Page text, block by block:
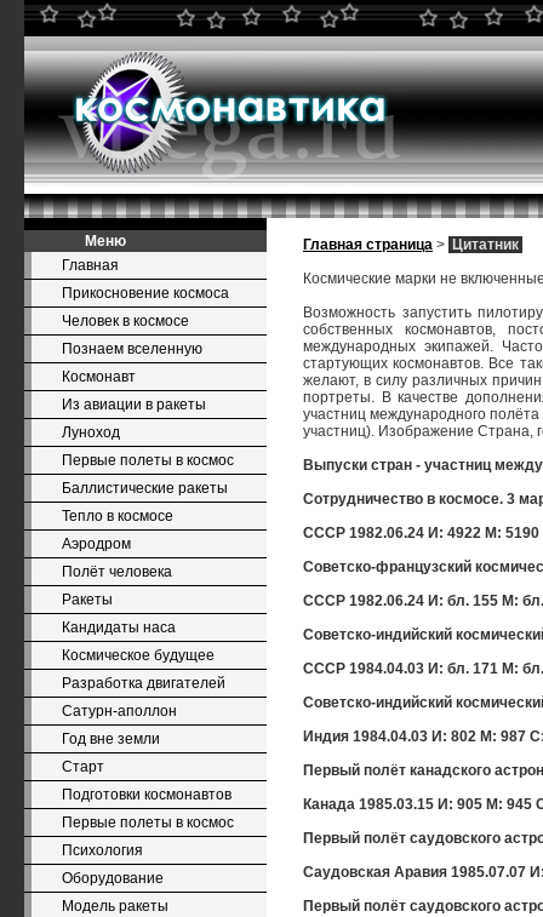
Меню
Главная
Прикосновение космоса
Человек в космосе
Познаем вселенную
Космонавт
Из авиации в ракеты
Луноход
Первые полеты в космос
Баллистические ракеты
Тепло в космосе
Аэродром
Полёт человека
Ракеты
Кандидаты наса
Космическое будущее
Разработка двигателей
Сатурн-аполлон
Год вне земли
Старт
Подготовки космонавтов
Первые полеты в космос
Психология
Оборудование
Модель ракеты
Главная страница > Цитатник
Космические марки не
Возможность запустить
собственных космонавтов,
международных экипажей.
стартующих космонавтов. Все
желают, в силу различных
портреты. В качестве
участниц международного
участниц). Изображение Страна,
Выпуски стран - участниц
Сотрудничество в космосе. 3
СССР 1982.06.24 И: 4922 М: 5190
Советско-французский
СССР 1982.06.24 И: бл. 155 М:
Советско-индийский
СССР 1984.04.03 И: бл. 171 М:
Советско-индийский
Индия 1984.04.03 И: 802 М: 987
Первый полёт канадского
Канада 1985.03.15 И: 905 М: 945
Первый полёт саудовского
Саудовская Аравия 1985.07.07
Первый полёт саудовского